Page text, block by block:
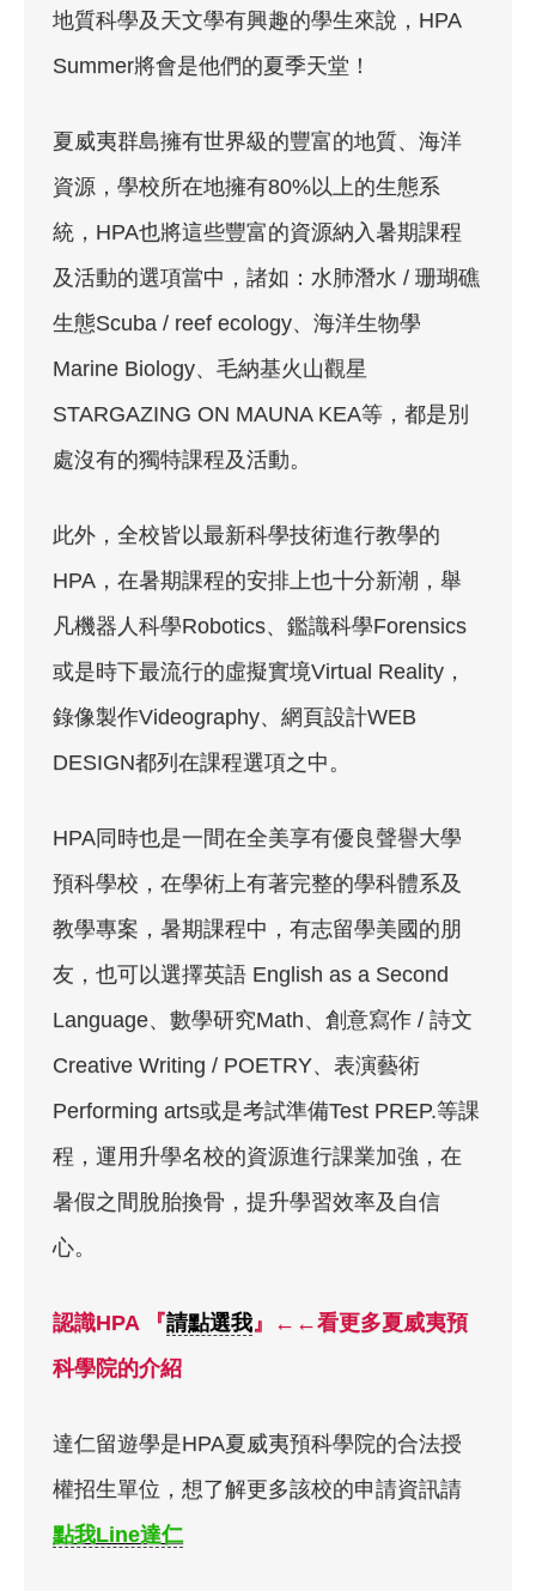
地質科學及天文學有興趣的學生來說，HPA
Summer將會是他們的夏季天堂！
夏威夷群島擁有世界級的豐富的地質、海洋
資源，學校所在地擁有80%以上的生態系
統，HPA也將這些豐富的資源納入暑期課程
及活動的選項當中，諸如：水肺潛水 / 珊瑚礁
生態Scuba / reef ecology、海洋生物學
Marine Biology、毛納基火山觀星
STARGAZING ON MAUNA KEA等，都是別
處沒有的獨特課程及活動。
此外，全校皆以最新科學技術進行教學的
HPA，在暑期課程的安排上也十分新潮，舉
凡機器人科學Robotics、鑑識科學Forensics
或是時下最流行的虛擬實境Virtual Reality，
錄像製作Videography、網頁設計WEB
DESIGN都列在課程選項之中。
HPA同時也是一間在全美享有優良聲譽大學
預科學校，在學術上有著完整的學科體系及
教學專案，暑期課程中，有志留學美國的朋
友，也可以選擇英語 English as a Second
Language、數學研究Math、創意寫作 / 詩文
Creative Writing / POETRY、表演藝術
Performing arts或是考試準備Test PREP.等課
程，運用升學名校的資源進行課業加強，在
暑假之間脫胎換骨，提升學習效率及自信
心。
認識HPA 『請點選我 』←←看更多夏威夷預
科學院的介紹
達仁留遊學是HPA夏威夷預科學院的合法授
權招生單位，想了解更多該校的申請資訊請
點我Line達仁